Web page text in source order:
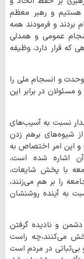
هستیم و رهبر معظم
بردند و فرمودند همه
عمومی و همدلی
که قرار دارد، وظیفه
وحدت و انسجام ملی را
مسئولان در برابر این
نسبت به آسیب‌های
از شیوه‌های برهم زدن
و این امر اختصاص به
اشاره شده است،
با پخش شایعات،
را بر هم می‌زنند،
به آینده روشنشان
دشمن و نادیده گرفتن
پخش می‌کنند،چه راست
در مردم است